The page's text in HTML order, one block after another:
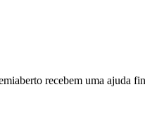
recebem uma ajuda